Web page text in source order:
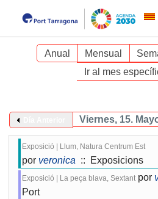
Anual Mensual
Ir al mes
Viernes, 15.
Exposició | Llum, Natura Centrum Est
por veronica :: Exposicions
Exposició | La peça blava, Sextant por
Port